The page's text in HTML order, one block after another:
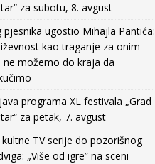
za subotu, 8. avgust
pjesnika ugostio Mihajla Pantića:
kao traganje za onim
ne možemo do kraja da
programa XL festivala „Grad
za petak, 7. avgust
kultne TV serije do pozorišnog
„Više od igre” na sceni